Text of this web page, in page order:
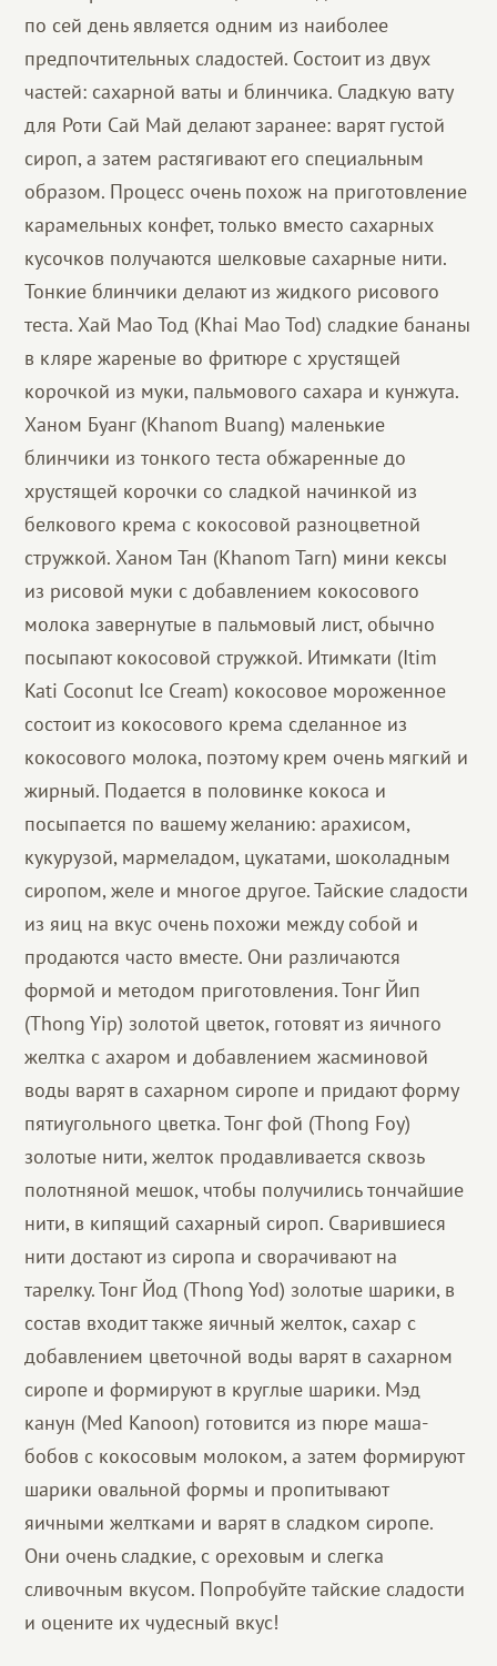
по сей день является одним из наиболее
предпочтительных сладостей. Состоит из двух
частей: сахарной ваты и блинчика. Сладкую вату
для Роти Сай Май делают заранее: варят густой
сироп, а затем растягивают его специальным
образом. Процесс очень похож на приготовление
карамельных конфет, только вместо сахарных
кусочков получаются шелковые сахарные нити.
Тонкие блинчики делают из жидкого рисового
теста. Хай Мао Тод (Khai Mao Tod) сладкие бананы
в кляре жареные во фритюре с хрустящей
корочкой из муки, пальмового сахара и кунжута.
Ханом Буанг (Khanom Buang) маленькие
блинчики из тонкого теста обжаренные до
хрустящей корочки со сладкой начинкой из
белкового крема с кокосовой разноцветной
стружкой. Ханом Тан (Khanom Tarn) мини кексы
из рисовой муки с добавлением кокосового
молока завернутые в пальмовый лист, обычно
посыпают кокосовой стружкой. Итимкати (Itim
Kati Coconut Ice Cream) кокосовое мороженное
состоит из кокосового крема сделанное из
кокосового молока, поэтому крем очень мягкий и
жирный. Подается в половинке кокоса и
посыпается по вашему желанию: арахисом,
кукурузой, мармеладом, цукатами, шоколадным
сиропом, желе и многое другое. Тайские сладости
из яиц на вкус очень похожи между собой и
продаются часто вместе. Они различаются
формой и методом приготовления. Тонг Йип
(Thong Yip) золотой цветок, готовят из яичного
желтка с ахаром и добавлением жасминовой
воды варят в сахарном сиропе и придают форму
пятиугольного цветка. Тонг фой (Thong Foy)
золотые нити, желток продавливается сквозь
полотняной мешок, чтобы получились тончайшие
нити, в кипящий сахарный сироп. Сварившиеся
нити достают из сиропа и сворачивают на
тарелку. Тонг Йод (Thong Yod) золотые шарики, в
состав входит также яичный желток, сахар с
добавлением цветочной воды варят в сахарном
сиропе и формируют в круглые шарики. Мэд
канун (Med Kanoon) готовится из пюре маша-
бобов с кокосовым молоком, а затем формируют
шарики овальной формы и пропитывают
яичными желтками и варят в сладком сиропе.
Они очень сладкие, с ореховым и слегка
сливочным вкусом. Попробуйте тайские сладости
и оцените их чудесный вкус!